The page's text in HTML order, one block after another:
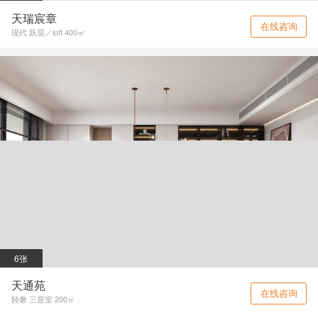
天瑞宸章
现代 跃层／loft 400㎡ 在线咨询
6张
天通苑
轻奢 三居室 200㎡ 在线咨询